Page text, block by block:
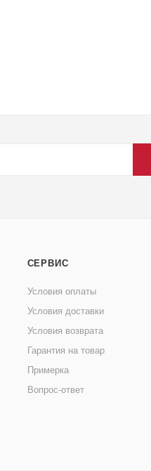
СЕРВИС
Условия оплаты
Условия доставки
Условия возврата
Гарантия на товар
Примерка
Вопрос-ответ